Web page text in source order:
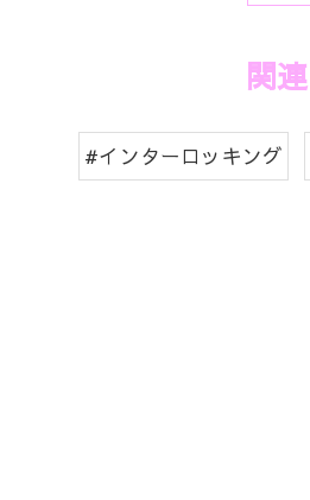
関
#インターロッキング